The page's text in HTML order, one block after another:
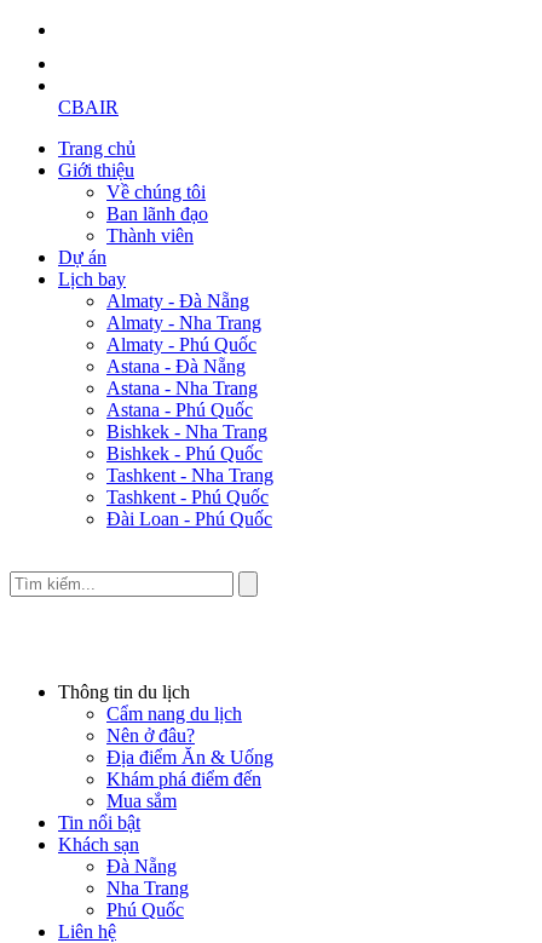
CBAIR
Trang chủ
Giới thiệu
Về chúng tôi
Ban lãnh đạo
Thành viên
Dự án
Lịch bay
Almaty - Đà Nẵng
Almaty - Nha Trang
Almaty - Phú Quốc
Astana - Đà Nẵng
Astana - Nha Trang
Astana - Phú Quốc
Bishkek - Nha Trang
Bishkek - Phú Quốc
Tashkent - Nha Trang
Tashkent - Phú Quốc
Đài Loan - Phú Quốc
Thông tin du lịch
Cẩm nang du lịch
Nên ở đâu?
Địa điểm Ăn & Uống
Khám phá điểm đến
Mua sắm
Tin nổi bật
Khách sạn
Đà Nẵng
Nha Trang
Phú Quốc
Liên hệ